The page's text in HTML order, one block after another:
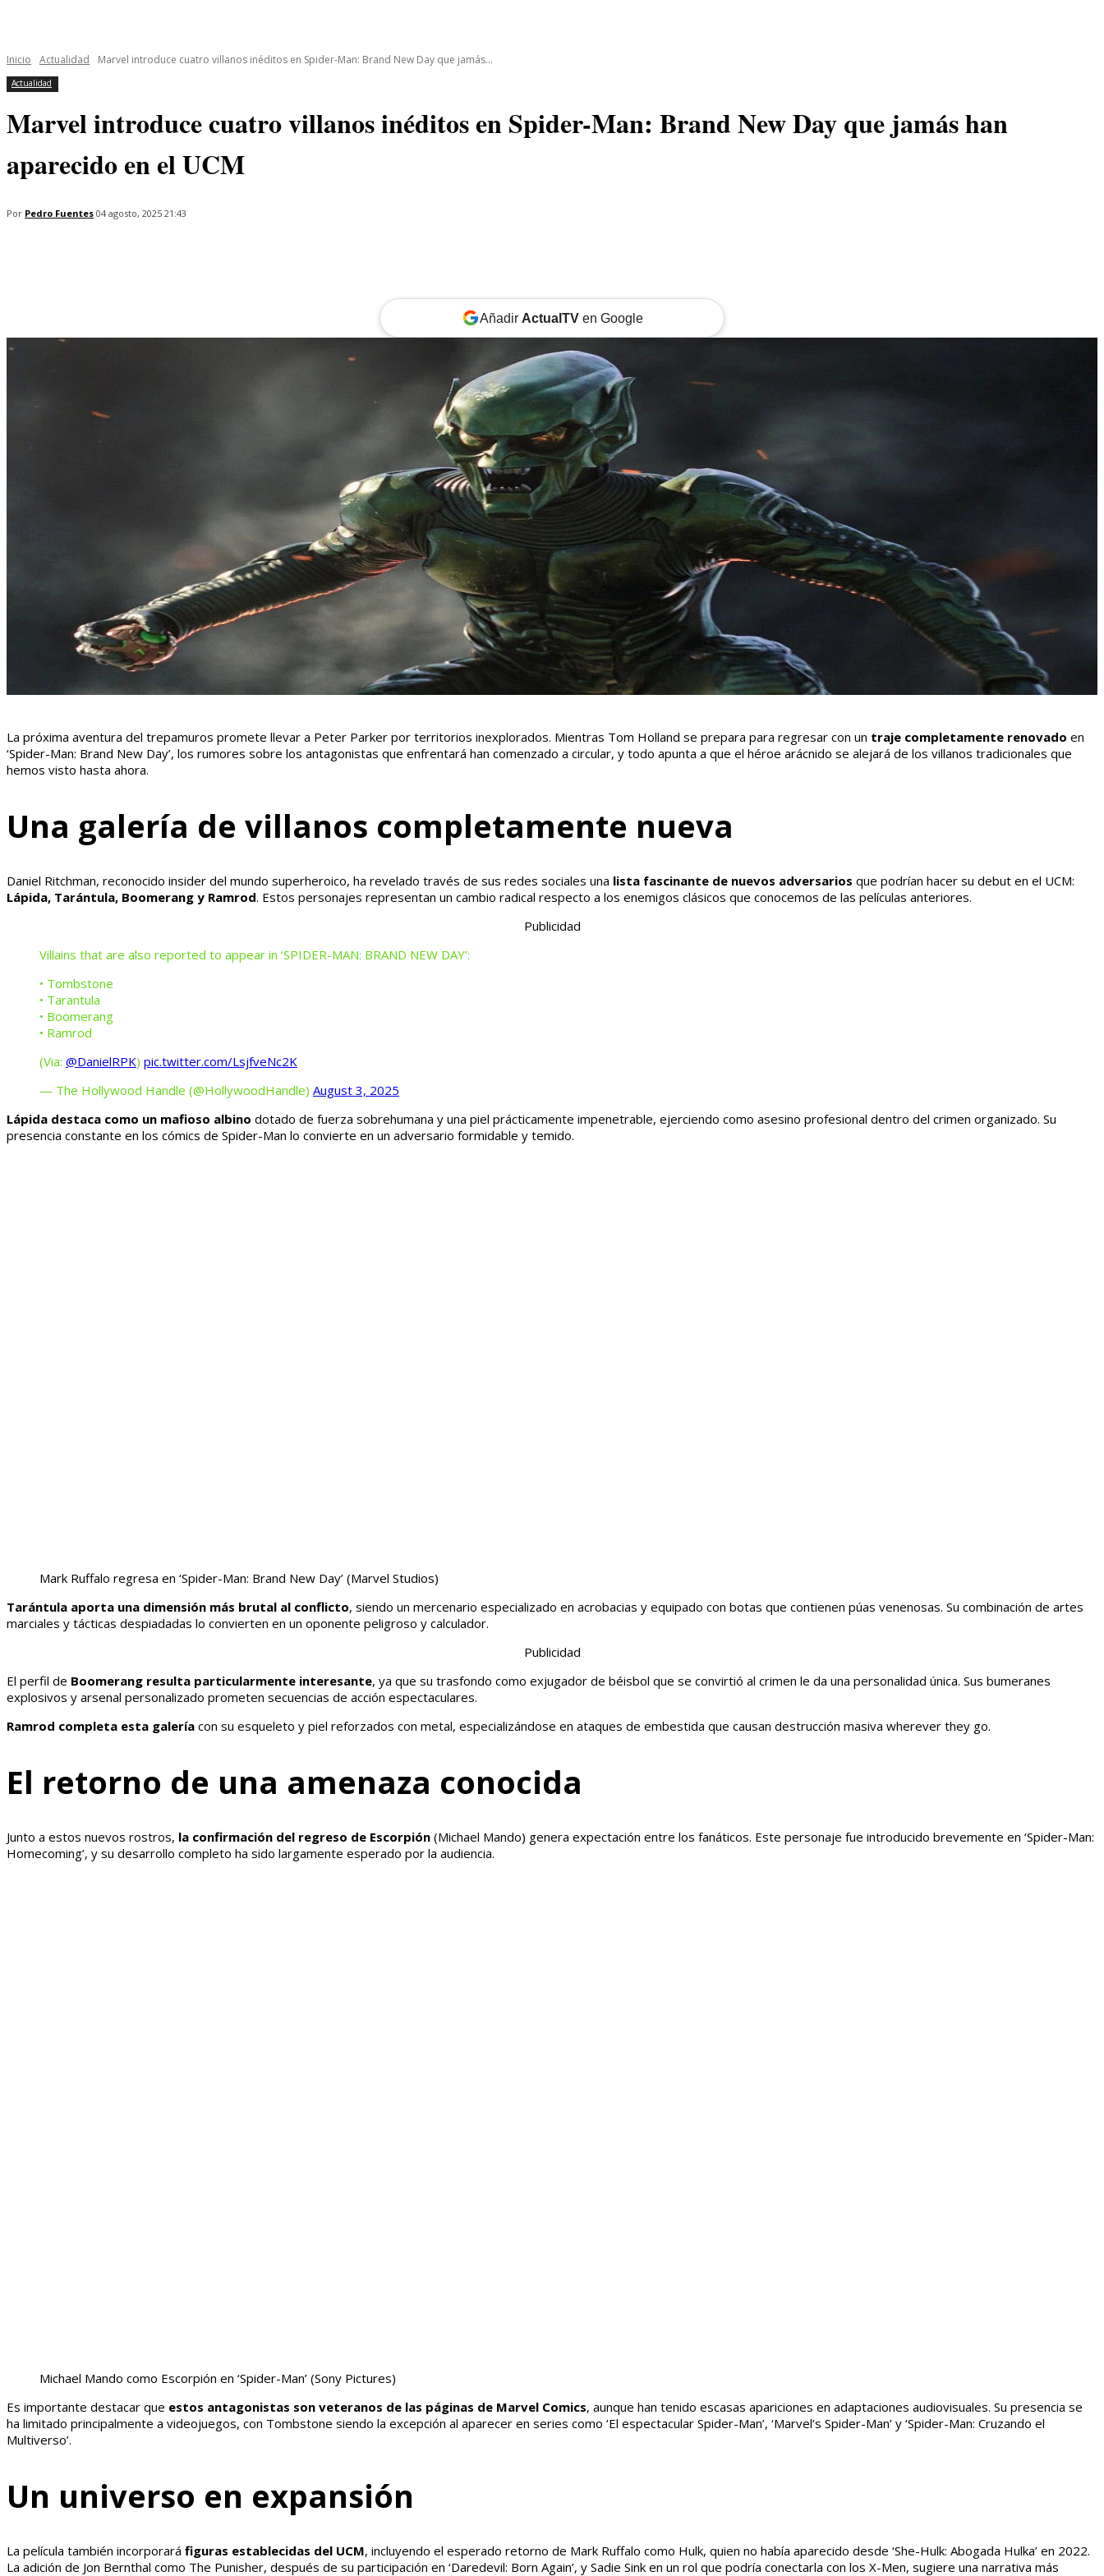
Inicio Actualidad Marvel introduce cuatro villanos inéditos en Spider-Man: Brand New Day que jamás...
Actualidad
Marvel introduce cuatro villanos inéditos en Spider-Man: Brand New Day que jamás han
aparecido en el UCM
Por Pedro Fuentes 04 agosto, 2025 21:43
Añadir ActualTVen Google
La próxima aventura del trepamuros promete llevar a Peter Parker por territorios inexplorados. Mientras Tom Holland se prepara para regresar con un traje completamente renovado en
‘Spider-Man: Brand New Day’, los rumores sobre los antagonistas que enfrentará han comenzado a circular, y todo apunta a que el héroe arácnido se alejará de los villanos tradicionales que
hemos visto hasta ahora.
Una galería de villanos completamente nueva
Daniel Ritchman, reconocido insider del mundo superheroico, ha revelado través de sus redes sociales una lista fascinante de nuevos adversarios que podrían hacer su debut en el UCM:
Lápida, Tarántula, Boomerang y Ramrod. Estos personajes representan un cambio radical respecto a los enemigos clásicos que conocemos de las películas anteriores.
Publicidad
Villains that are also reported to appear in ‘SPIDER-MAN: BRAND NEW DAY’:
• Tombstone
• Tarantula
• Boomerang
• Ramrod
(Via: @DanielRPK) pic.twitter.com/LsjfveNc2K
— The Hollywood Handle (@HollywoodHandle) August 3, 2025
Lápida destaca como un mafioso albino dotado de fuerza sobrehumana y una piel prácticamente impenetrable, ejerciendo como asesino profesional dentro del crimen organizado. Su
presencia constante en los cómics de Spider-Man lo convierte en un adversario formidable y temido.
Mark Ruffalo regresa en ‘Spider-Man: Brand New Day’ (Marvel Studios)
Tarántula aporta una dimensión más brutal al conflicto, siendo un mercenario especializado en acrobacias y equipado con botas que contienen púas venenosas. Su combinación de artes
marciales y tácticas despiadadas lo convierten en un oponente peligroso y calculador.
Publicidad
El perfil de Boomerang resulta particularmente interesante, ya que su trasfondo como exjugador de béisbol que se convirtió al crimen le da una personalidad única. Sus bumeranes
explosivos y arsenal personalizado prometen secuencias de acción espectaculares.
Ramrod completa esta galería con su esqueleto y piel reforzados con metal, especializándose en ataques de embestida que causan destrucción masiva wherever they go.
El retorno de una amenaza conocida
Junto a estos nuevos rostros, la confirmación del regreso de Escorpión (Michael Mando) genera expectación entre los fanáticos. Este personaje fue introducido brevemente en ‘Spider-Man:
Homecoming’, y su desarrollo completo ha sido largamente esperado por la audiencia.
Michael Mando como Escorpión en ‘Spider-Man’ (Sony Pictures)
Es importante destacar que estos antagonistas son veteranos de las páginas de Marvel Comics, aunque han tenido escasas apariciones en adaptaciones audiovisuales. Su presencia se
ha limitado principalmente a videojuegos, con Tombstone siendo la excepción al aparecer en series como ‘El espectacular Spider-Man’, ‘Marvel’s Spider-Man’ y ‘Spider-Man: Cruzando el
Multiverso’.
Un universo en expansión
La película también incorporará figuras establecidas del UCM, incluyendo el esperado retorno de Mark Ruffalo como Hulk, quien no había aparecido desde ‘She-Hulk: Abogada Hulka’ en 2022.
La adición de Jon Bernthal como The Punisher, después de su participación en ‘Daredevil: Born Again’, y Sadie Sink en un rol que podría conectarla con los X-Men, sugiere una narrativa más